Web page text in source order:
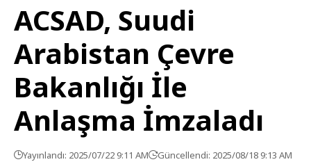
ACSAD, Suudi
Arabistan Çevre
Bakanlığı İle
Anlaşma İmzaladı
Yayınlandı: 2025/07/22 9:11 AM Güncellendi: 2025/08/18 9:13 AM